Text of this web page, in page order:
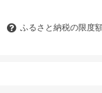
ふるさと納税の限度